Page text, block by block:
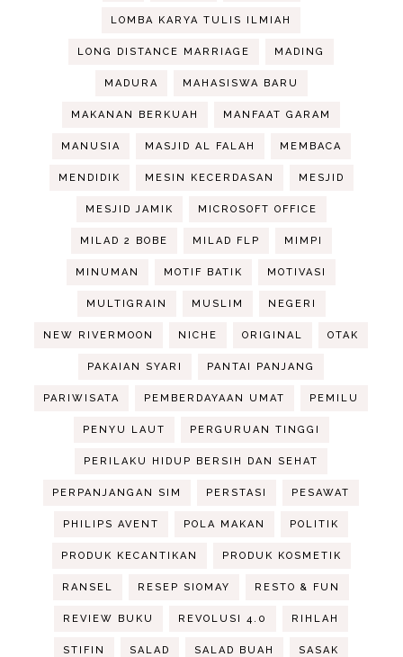
LOMBA KARYA TULIS ILMIAH
LONG DISTANCE MARRIAGE MADING
MADURA MAHASISWA BARU
MAKANAN BERKUAH MANFAAT GARAM
MANUSIA MASJID AL FALAH MEMBACA
MENDIDIK MESIN KECERDASAN MESJID
MESJID JAMIK MICROSOFT OFFICE
MILAD 2 BOBE MILAD FLP MIMPI
MINUMAN MOTIF BATIK MOTIVASI
MULTIGRAIN MUSLIM NEGERI
NEW RIVERMOON NICHE ORIGINAL OTAK
PAKAIAN SYARI PANTAI PANJANG
PARIWISATA PEMBERDAYAAN UMAT PEMILU
PENYU LAUT PERGURUAN TINGGI
PERILAKU HIDUP BERSIH DAN SEHAT
PERPANJANGAN SIM PERSTASI PESAWAT
PHILIPS AVENT POLA MAKAN POLITIK
PRODUK KECANTIKAN PRODUK KOSMETIK
RANSEL RESEP SIOMAY RESTO & FUN
REVIEW BUKU REVOLUSI 4.0 RIHLAH
STIFIN SALAD SALAD BUAH SASAK